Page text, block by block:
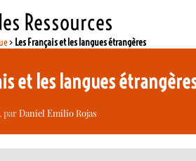
Ressources
> Les Français et les langues étrangères
et les langues
, parDaniel Emilio Rojas